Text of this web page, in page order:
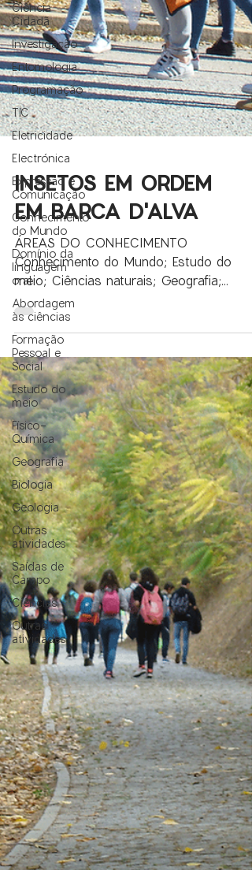
Ciência
Cidadã
Investigação
Entomologia
Programação
TIC
Eletricidade
Electrónica
Expressão e
Comunicação
Conhecimento
do Mundo
Domínio da
linguagem
oral
Abordagem
às ciências
Formação
Pessoal e
Social
Estudo do
meio
Físico-
Química
Geografia
Biologia
Geologia
Outras
atividades
Saídas de
Campo
Ciências
Outras
atividades
INSETOS EM ORDEM
EM BARCA D'ALVA
ÁREAS DO CONHECIMENTO
Conhecimento do Mundo; Estudo do
meio; Ciências naturais; Geografia;
Biologia; Geologia Esta atividade
se...